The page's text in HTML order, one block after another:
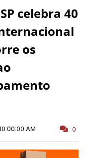
celebra 40
os
AM 0